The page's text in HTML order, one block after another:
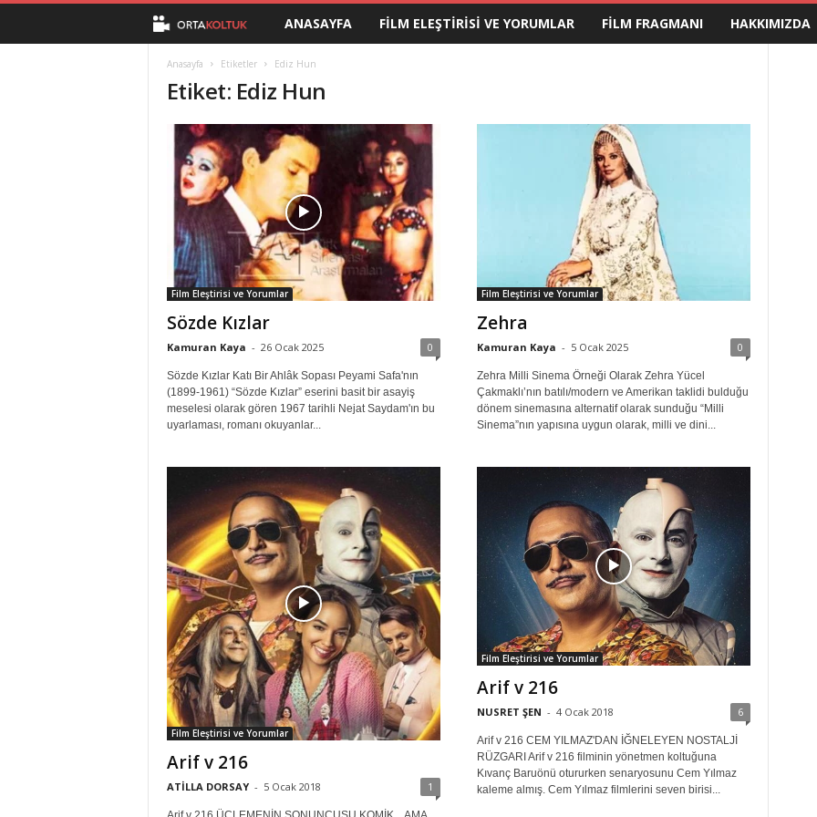
t
a
o
l
t
u
k
ANASAYFA FILM ELEŞTIRISI VE YORUMLAR FILM FRAGMANI HAKKIMIZDA
Anasayfa Etiketler Ediz Hun
Etiket: Ediz Hun
Film Eleştirisi ve Yorumlar
Sözde Kızlar
Kamuran Kaya - 26 Ocak 2025 0
Sözde Kızlar Katı Bir Ahlâk Sopası Peyami Safa'nın
(1899-1961) “Sözde Kızlar” eserini basit bir asayiş
meselesi olarak gören 1967 tarihli Nejat Saydam'ın bu
uyarlaması, romanı okuyanlar...
Film Eleştirisi ve Yorumlar
Zehra
Kamuran Kaya - 5 Ocak 2025 0
Zehra Milli Sinema Örneği Olarak Zehra Yücel
Çakmaklı’nın batılı/modern ve Amerikan taklidi bulduğu
dönem sinemasına alternatif olarak sunduğu “Milli
Sinema”nın yapısına uygun olarak, milli ve dini...
Film Eleştirisi ve Yorumlar
Arif v 216
ATİLLA DORSAY - 5 Ocak 2018 1
Film Eleştirisi ve Yorumlar
Arif v 216
NUSRET ŞEN - 4 Ocak 2018 6
Arif v 216 CEM YILMAZ'DAN İĞNELEYEN NOSTALJİ
RÜZGARI Arif v 216 filminin yönetmen koltuğuna
Kıvanç Baruönü otururken senaryosunu Cem Yılmaz
kaleme almış. Cem Yılmaz filmlerini seven birisi...